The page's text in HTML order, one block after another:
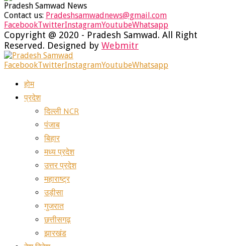
Pradesh Samwad News
Contact us: Pradeshsamwadnews@gmail.com
FacebookTwitterInstagramYoutubeWhatsapp
Copyright @ 2020 - Pradesh Samwad. All Right
Reserved. Designed by Webmitr
FacebookTwitterInstagramYoutubeWhatsapp
होम
प्रदेश
दिल्ली NCR
पंजाब
बिहार
मध्य प्रदेश
उत्तर प्रदेश
महाराष्ट्र
उड़ीसा
गुजरात
छत्तीसगढ़
झारखंड